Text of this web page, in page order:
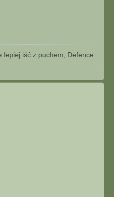
lepiej iść z puchem, Defence
g